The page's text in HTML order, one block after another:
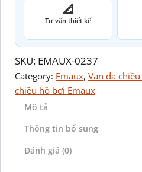
📐
Tư vấn thiết kế
SKU: EMAUX-0237
Category: Emaux, Van đa
chiều hồ bơi Emaux
Mô tả
Thông tin bổ sung
Đánh giá (0)